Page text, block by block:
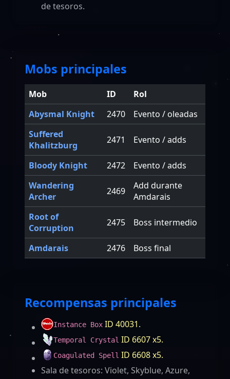
de tesoros.
Mobs principales
Mob ID
Rol
Abysmal Knight
2470
Evento / oleadas
Suffered
Khalitzburg
2471 Evento / adds
Bloody Knight 2472
Evento / adds
Wandering
Archer
2469
Add durante
Amdarais
Root of
Corruption
2475 Boss intermedio
Amdarais 2476 Boss final
Recompensas principales
Instance Box ID 40031.
Temporal Crystal ID 6607 x5.
Coagulated Spell ID 6608 x5.
Sala de tesoros: Violet, Skyblue, Azure,